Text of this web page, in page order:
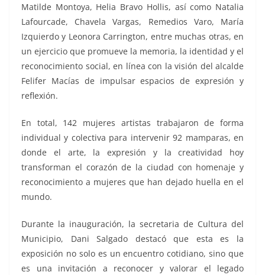
Matilde Montoya, Helia Bravo Hollis, así como Natalia
Lafourcade, Chavela Vargas, Remedios Varo, María
Izquierdo y Leonora Carrington, entre muchas otras, en
un ejercicio que promueve la memoria, la identidad y el
reconocimiento social, en línea con la visión del alcalde
Felifer Macías de impulsar espacios de expresión y
reflexión.
En total, 142 mujeres artistas trabajaron de forma
individual y colectiva para intervenir 92 mamparas, en
donde el arte, la expresión y la creatividad hoy
transforman el corazón de la ciudad con homenaje y
reconocimiento a mujeres que han dejado huella en el
mundo.
Durante la inauguración, la secretaria de Cultura del
Municipio, Dani Salgado destacó que esta es la
exposición no solo es un encuentro cotidiano, sino que
es una invitación a reconocer y valorar el legado